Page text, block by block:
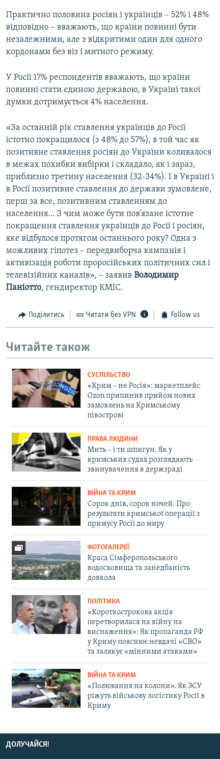
Практично половина росіян і українців – 52% і 48%
відповідно – вважають, що країни повинні бути
незалежними, але з відкритими один для одного
кордонами без віз і митного режиму.
У Росії 17% респондентів вважають, що країни
повинні стати єдиною державою, в Україні такої
думки дотримується 4% населення.
«За останній рік ставлення українців до Росії
істотно покращилося (з 48% до 57%), в той час як
позитивне ставлення росіян до України коливалося
в межах похибки вибірки і складало, як і зараз,
приблизно третину населення (32-34%). І в Україні і
в Росії позитивне ставлення до держави зумовлене,
перш за все, позитивним ставленням до
населення… З чим може бути пов’язане істотне
покращення ставлення українців до Росії і росіян,
яке відбулося протягом останнього року? Одна з
можливих гіпотез – передвиборча кампанія і
активізація роботи проросійських політичних сил і
телевізійних каналів», – заявив Володимир
Паніотто, гендиректор КМІС.
Поділитись Читати без VPN Follow us
Читайте також
СУСПІЛЬСТВО
«Крим – не Росія»: маркетплейс
Ozon припинив прийом нових
замовлень на Кримському
півострові
ПРАВА ЛЮДИНИ
Мить – і ти шпигун. Як у
кримських судах розглядають
звинувачення в держзраді
ВІЙНА ТА КРИМ
Сорок днів, сорок ночей. Про
результати кримської операції з
примусу Росії до миру
ФОТОГАЛЕРЕЇ
Краса Сімферопольського
водосховища та занедбаність
довкола
ПОЛІТИКА
«Короткострокова акція
перетворилася на війну на
виснаження»: Як пропаганда РФ
у Криму пояснює невдачі «СВО»
та залякує «мінними атаками»
ВІЙНА ТА КРИМ
«Полювання на колони». Як ЗСУ
ріжуть військову логістику Росії в
Криму
ДОЛУЧАЙСЯ!